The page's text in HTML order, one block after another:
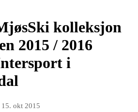
kolleksjon
2015 / 2016
i
15. okt 2015